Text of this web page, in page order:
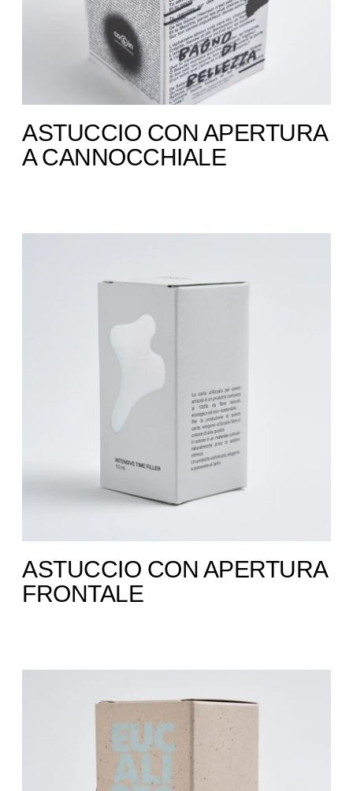
ASTUCCIO CON APERTURA
A CANNOCCHIALE
ASTUCCIO CON APERTURA
FRONTALE ​